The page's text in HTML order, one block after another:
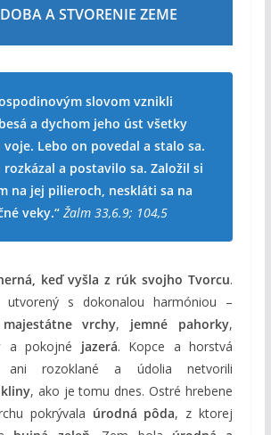
A STVORENIE ZEME
slovom vznikli
a dychom jeho úst všetky
voje. Lebo on povedal a stalo sa.
rozkázal a postavilo sa. Založil si
na jej pilieroch, neskláti sa na
veky.“ Žalm 33,6.9; 104,5
keď vyšla z rúk svojho Tvorcu.
utvorený s dokonalou harmóniou –
majestátne vrchy, jemné pahorky,
a pokojné jazerá. Kopce a horstvá
ani rozoklané a údolia netvorili
, ako je tomu dnes. Ostré hrebene
pokrývala úrodná pôda, z ktorej